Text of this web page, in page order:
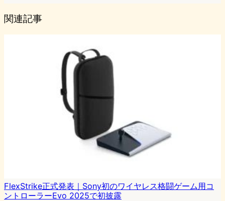
関連記事
FlexStrike正式発表｜Sony初のワイヤレス格闘ゲーム用コ
ントローラーEvo 2025で初披露